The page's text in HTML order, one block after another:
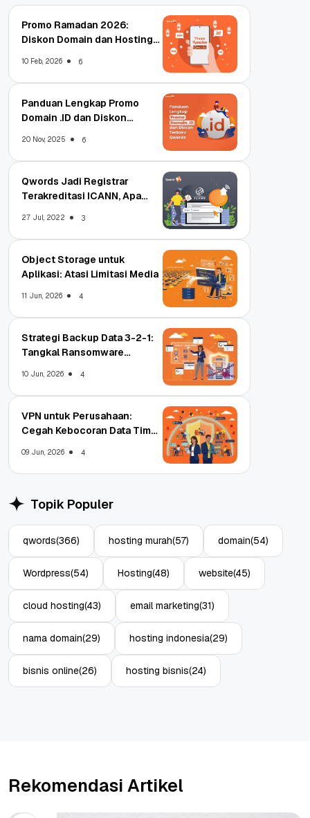
Promo Ramadan 2026:
Diskon Domain dan Hosting
10 Feb, 2026 6
Panduan Lengkap Promo
Domain .ID dan Diskon
20 Nov, 2025 6
Qwords Jadi Registrar
Terakreditasi ICANN, Apa
27 Jul, 2022 3
Object Storage untuk
Aplikasi: Atasi Limitasi Media
11 Jun, 2026 4
Strategi Backup Data 3-2-1:
Tangkal Ransomware
10 Jun, 2026 4
VPN untuk Perusahaan:
Cegah Kebocoran Data Tim
09 Jun, 2026 4
Topik Populer
qwords(366) hosting murah(57) domain(54)
Wordpress(54) Hosting(48) website(45)
cloud hosting(43) email marketing(31)
nama domain(29) hosting indonesia(29)
bisnis online(26) hosting bisnis(24)
Rekomendasi Artikel